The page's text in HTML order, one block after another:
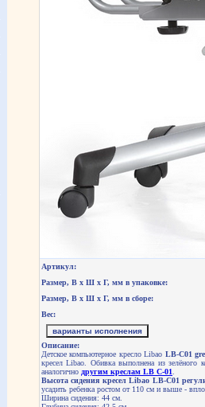
Артикул:
Размер, В х Ш х Г, мм в упаковке:
Размер, В х Ш х Г, мм в сборе:
Вес:
варианты исполнения
Описание:
Детское компьютерное кресло Libao LB-C01
кресел Libao. Обивка выполнена из зелёного
аналогично другим креслам LB C-01
Высота сидения кресел Libao LB-C01
усадить ребенка ростом от 110 см и выше -
Ширина сидения: 44 см.